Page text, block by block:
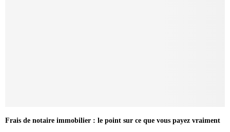
Frais de notaire immobilier : le point sur ce que vous payez vraiment